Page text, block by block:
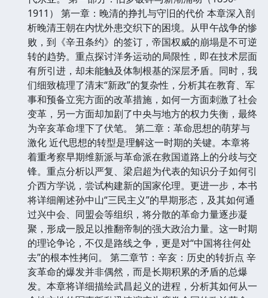
1911） 第一章：晚清的挣扎与守旧的代价 本章深入剖
析晚清王朝在内忧外患交织下的困境。从甲午战争的惨
败，到《辛丑条约》的签订，帝国权威的崩塌是不可逆
转的趋势。重点探讨洋务运动的局限性，即在技术层面
有所引进，却未能触及体制根基的深层矛盾。同时，我
们细致梳理了清末“新政”的复杂性，分析其在教育、军
事和预备立宪方面的改革措施，如何一方面刺激了社会
变革，另一方面却加剧了中央与地方的权力失衡，最终
为辛亥革命埋下了伏笔。 第二章：革命思想的萌芽与
激化 近代思想的转型是理解这一时期的关键。本章将
着重考察早期维新派与革命派在救国道路上的分歧与交
锋。重点分析以严复、梁启超为代表的知识分子如何引
介西方学说，尝试构建新的国家伦理。更进一步，本书
将详细阐述孙中山“三民主义”的早期形态，及其如何通
过兴中会、同盟会等组织，将分散的革命力量逐步凝
聚，形成一股足以推翻帝制的强大政治力量。这一时期
的理论争论，不仅是路线之争，更是对“中国将往何处
去”的根本性拷问。 第二章节：辛亥：历史的转折点 辛
亥革命的爆发并非偶然，而是长期积累的矛盾的总爆
发。本章将详细描绘武昌起义的进程，分析其如何从一